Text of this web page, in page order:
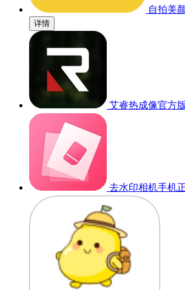
自拍美
详情
艾睿热成像官方版
去水印相机手机